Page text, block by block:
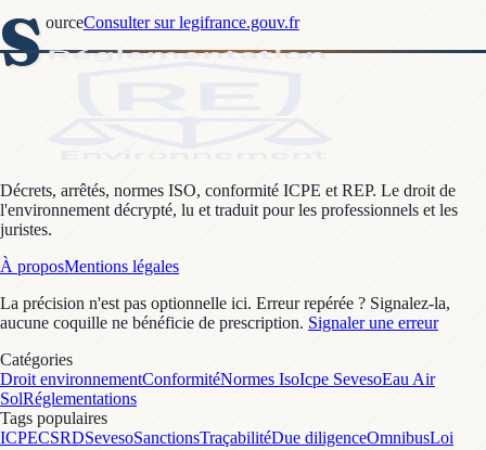
S ourceConsulter sur legifrance.gouv.fr
Décrets, arrêtés, normes ISO, conformité ICPE et REP. Le droit de
l'environnement décrypté, lu et traduit pour les professionnels et les
juristes.
À proposMentions légales
La précision n'est pas optionnelle ici. Erreur repérée ? Signalez-la,
aucune coquille ne bénéficie de prescription. Signaler une erreur
Catégories
Droit environnementConformitéNormes IsoIcpe SevesoEau Air
SolRéglementations
Tags populaires
ICPECSRDSevesoSanctionsTraçabilitéDue diligenceOmnibusLoi